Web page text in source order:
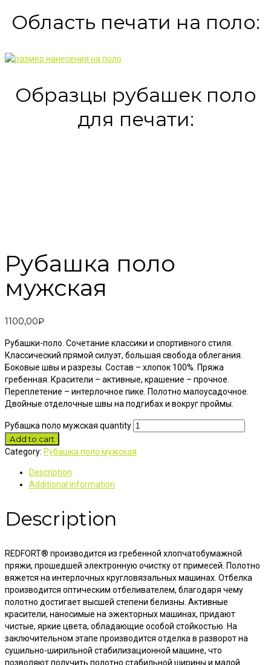
Область печати на поло:
Образцы рубашек поло
для печати:
Рубашка поло
мужская
1100,00₽
Рубашки-поло. Сочетание классики и спортивного стиля.
Классический прямой силуэт, большая свобода облегания.
Боковые швы и разрезы. Состав – хлопок 100%. Пряжа
гребенная. Красители – активные, крашение – прочное.
Переплетение – интерлочное пике. Полотно малоусадочное.
Двойные отделочные швы на подгибах и вокруг проймы.
Рубашка поло мужская quantity
Add to cart
Category: Рубашка поло мужская
Description
Additional information
Description
REDFORT® производится из гребенной хлопчатобумажной
пряжи, прошедшей электронную очистку от примесей. Полотно
вяжется на интерлочных кругловязальных машинах. Отбелка
производится оптическим отбеливателем, благодаря чему
полотно достигает высшей степени белизны. Активные
красители, наносимые на эжекторных машинах, придают
чистые, яркие цвета, обладающие особой стойкостью. На
заключительном этапе производится отделка в разворот на
сушильно-ширильной стабилизационной машине, что
позволяют получить полотно стабильной ширины и малой